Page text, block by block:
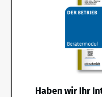
Haben wir Ihr